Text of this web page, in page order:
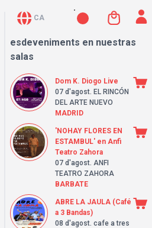
CA
esdeveniments en nuestras
salas
Dom K. Diogo Live
07 d'agost. EL RINCÓN
DEL ARTE NUEVO
MADRID
'NOHAY FLORES EN
ESTAMBUL' en Anfi
Teatro Zahora
07 d'agost. ANFI
TEATRO ZAHORA
BARBATE
ABRE LA JAULA (Café
a 3 Bandas)
08 d'agost. cafe a tres